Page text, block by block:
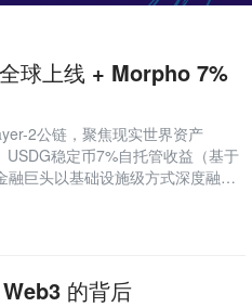
球上线 + Morpho 7%
2公链，聚焦现实世界资产
USDG稳定币7%自托管收益（基于
巨头以基础设施级方式深度融入
的背后